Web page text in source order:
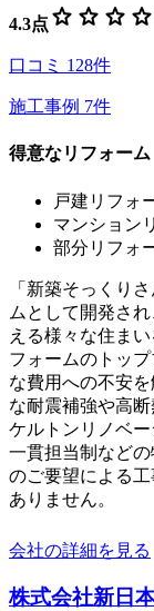
4.3点 star star star star
口コミ 128件
施工事例 7件
得意なリフォーム
戸建リフォ
マンション
部分リフォ
「新築そっくり
ムとして開発さ
える様々な住ま
フォームのトッ
な費用への不安
な耐震補強や高
ケルトンリノベ
一貫担当制など
のご要望による
ありません。
会社の詳細を見る
株式会社新日